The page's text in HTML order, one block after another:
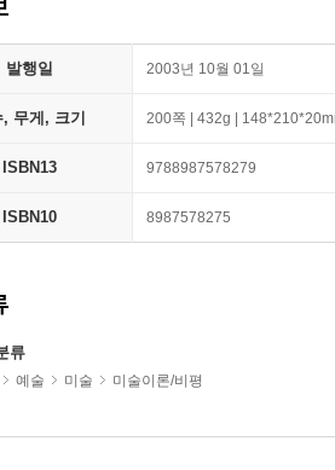
발행일 2003년 10월 01일
, 무게, 크기 200쪽 | 432g |
ISBN13 9788987578279
ISBN10 8987578275
류
예술 미술 미술이론/비평